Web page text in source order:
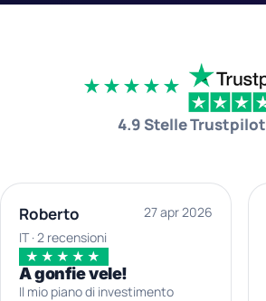
★★★★★
4.9 Stelle Trustpilot
Roberto
IT · 2 recensioni
27 apr 2026
★★★★★
A gonfie vele!
Il mio piano di investimento